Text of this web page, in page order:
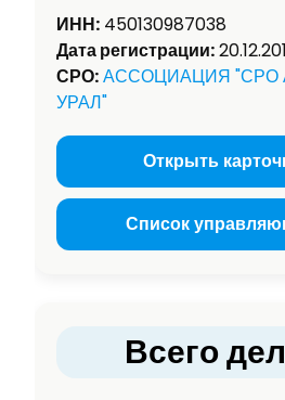
ИНН: 450130987038
Дата регистрации:
СРО:АССОЦИАЦИЯ
УРАЛ"
Открыть
Список
Всего